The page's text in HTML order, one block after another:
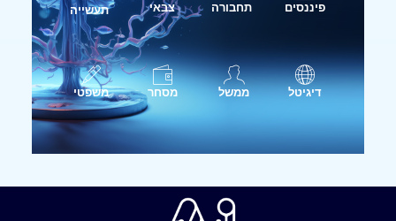
פיננסים תחבורה צבאי תעשייה
דיגיטל ממשל מסחר משפטי